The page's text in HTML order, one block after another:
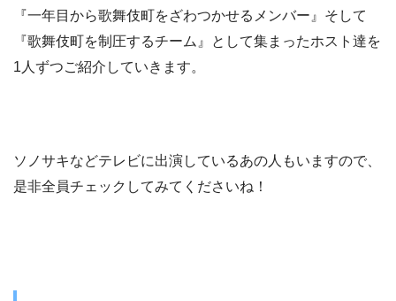
『一年目から歌舞伎町をざわつかせるメンバー』そして
『歌舞伎町を制圧するチーム』として集まったホスト達を
1人ずつご紹介していきます。
ソノサキなどテレビに出演しているあの人もいますので、
是非全員チェックしてみてくださいね！